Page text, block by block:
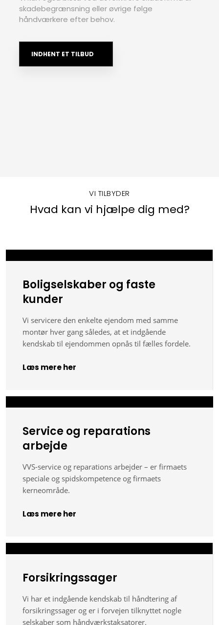
skadebegrænsning eller øvrige følge
håndværkere efter behov.
INDHENT ET TILBUD
VI TILBYDER
Hvad kan vi hjælpe dig med?
Boligselskaber og faste
kunder
Vi servicere den enkelte ejendom med samme
montør hver gang således, at et indgående
kendskab til ejendommen opnås til fælles fordele.
Læs mere her​
Service og reparations
arbejde
VVS-service og reparations arbejder – er firmaets
speciale og spidskompetence og firmaets
kerneområde.
Læs mere her​
Forsikringssager
Vi har et indgående kendskab til håndtering af
forsikringssager og er i forvejen tilknyttet nogle
selskaber som håndværkstaksatorer.